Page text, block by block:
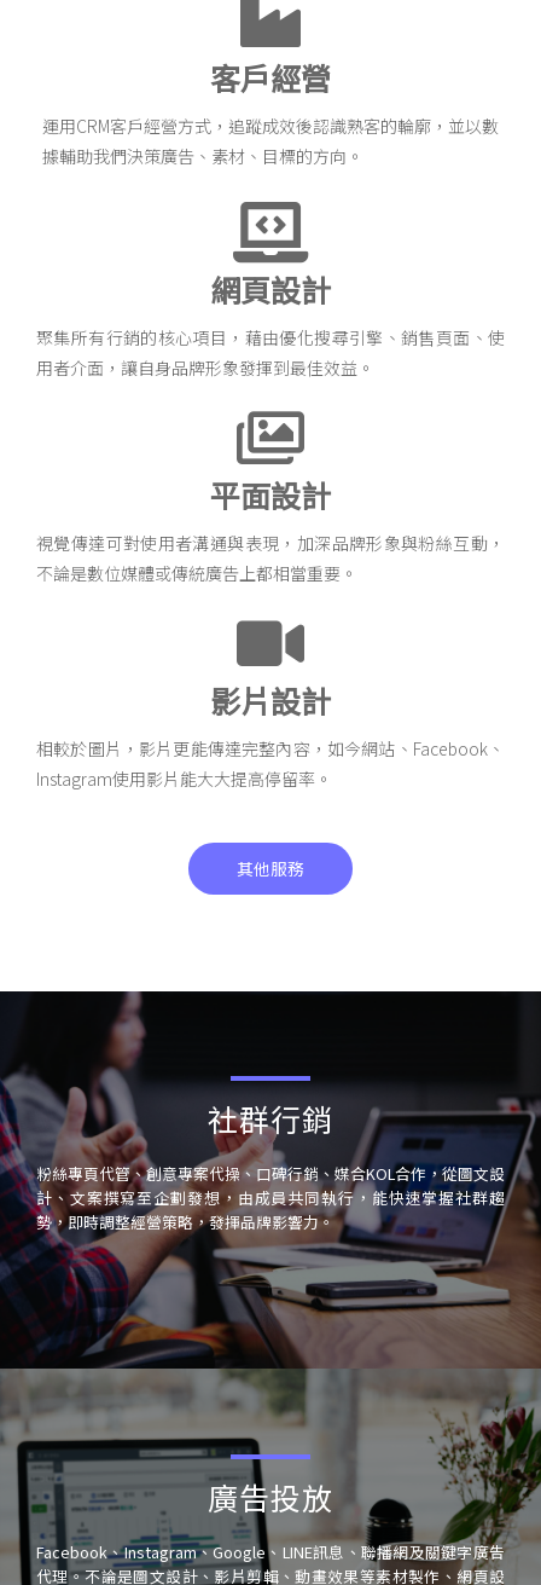
客戶經營
運用CRM客戶經營方式，追蹤成效後認識熟客的輪廓，並以數
據輔助我們決策廣告、素材、目標的方向。
網頁設計
聚集所有行銷的核心項目，藉由優化搜尋引擎、銷售頁面、使
用者介面，讓自身品牌形象發揮到最佳效益。
平面設計
視覺傳達可對使用者溝通與表現，加深品牌形象與粉絲互動，
不論是數位媒體或傳統廣告上都相當重要。
影片設計
相較於圖片，影片更能傳達完整內容，如今網站、Facebook、
Instagram使用影片能大大提高停留率。
其他服務
社群行銷
粉絲專頁代管、創意專案代操、口碑行銷、媒合KOL合作，從圖文設
計、文案撰寫至企劃發想，由成員共同執行，能快速掌握社群趨
勢，即時調整經營策略，發揮品牌影響力。
廣告投放
Facebook、Instagram、Google、LINE訊息、聯播網及關鍵字廣告
代理。不論是圖文設計、影片剪輯、動畫效果等素材製作、網頁設